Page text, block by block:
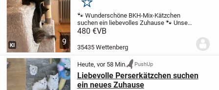
9
KI
Merken
🐾 Wunderschöne BKH-Mix-Kätzchen
suchen ein liebevolles Zuhause 🐾 Unsere
süßen BKH-Mix-Kätzchen, geboren am
verantwortungsbewusstes Zuhause.
480 €VB
35435 Wettenberg
Heute, vor 58 Min. PushUp
Liebevolle Perserkätzchen suchen
ein neues Zuhause